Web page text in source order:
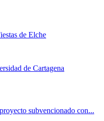
de Elche
de Cartagena
subvencionado con...